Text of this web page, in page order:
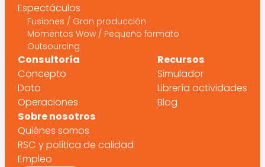
Espectáculos
Fusiones / Gran producción
Momentos Wow / Pequeño formato
Outsourcing
Consultoría
Concepto
Data
Operaciones
Recursos
Simulador
Librería actividades
Blog
Sobre nosotros
Quiénes somos
RSC y política de calidad
Empleo